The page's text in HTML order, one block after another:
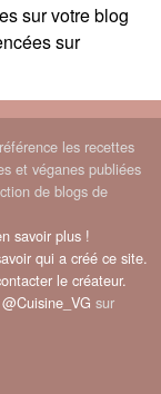
sur votre blog
sur
référence les recettes
et véganes publiées
de blogs de
savoir plus !
qui a créé ce site.
le créateur.
@Cuisine_VG sur